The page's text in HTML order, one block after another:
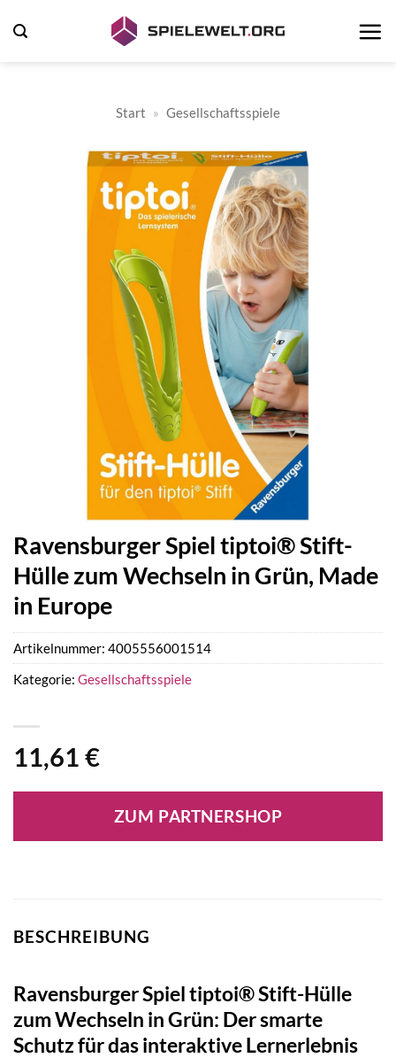
Inhalt
Start » Gesellschaftsspiele
Ravensburger Spiel tiptoi® Stift-
Hülle zum Wechseln in Grün, Made
in Europe
11,61 €
ZUM PARTNERSHOP
Artikelnummer: 4005556001514
Kategorie: Gesellschaftsspiele
BESCHREIBUNG
Ravensburger Spiel tiptoi® Stift-Hülle
zum Wechseln in Grün: Der smarte
Schutz für das interaktive Lernerlebnis